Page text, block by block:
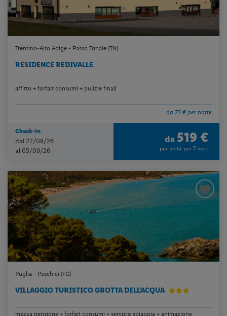
Trentino-Alto Adige - Passo Tonale (TN)
RESIDENCE REDIVALLE
affitto + forfait consumi + pulizie finali
da 75 € per notte
Check-in
dal 22/08/26
al 05/09/26
da 519 €
per unità per 7 notti
Puglia - Peschici (FG)
VILLAGGIO TURISTICO GROTTA DELL'ACQUA
mezza pensione + forfait consumi + servizio spiaggia + animazione